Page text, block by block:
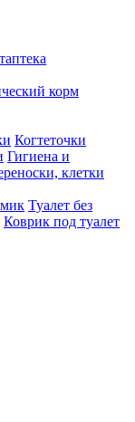
корм
Когтеточки
Гигиена и
клетки
Туалет без
Коврик под туалет